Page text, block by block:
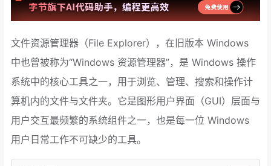
文件资源管理器（File Explorer），在旧版本 Windows
中也曾被称为“Windows 资源管理器”，是 Windows 操作
系统中的核心工具之一，用于浏览、管理、搜索和操作计
算机内的文件与文件夹。它是图形用户界面（GUI）层面与
用户交互最频繁的系统组件之一，也是每一位 Windows
用户日常工作不可缺少的工具。